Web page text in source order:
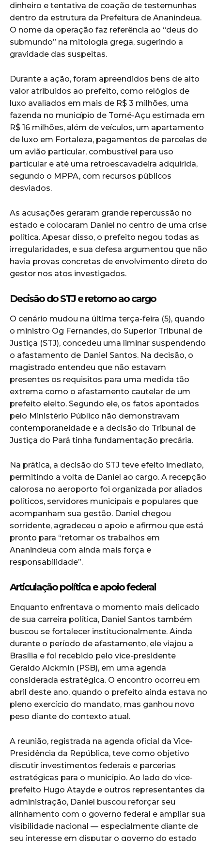
dinheiro e tentativa de coação de testemunhas
dentro da estrutura da Prefeitura de Ananindeua.
O nome da operação faz referência ao “deus do
submundo” na mitologia grega, sugerindo a
gravidade das suspeitas.
Durante a ação, foram apreendidos bens de alto
valor atribuídos ao prefeito, como relógios de
luxo avaliados em mais de R$ 3 milhões, uma
fazenda no município de Tomé-Açu estimada em
R$ 16 milhões, além de veículos, um apartamento
de luxo em Fortaleza, pagamentos de parcelas de
um avião particular, combustível para uso
particular e até uma retroescavadeira adquirida,
segundo o MPPA, com recursos públicos
desviados.
As acusações geraram grande repercussão no
estado e colocaram Daniel no centro de uma crise
política. Apesar disso, o prefeito negou todas as
irregularidades, e sua defesa argumentou que não
havia provas concretas de envolvimento direto do
gestor nos atos investigados.
Decisão do STJ e retorno ao cargo
O cenário mudou na última terça-feira (5), quando
o ministro Og Fernandes, do Superior Tribunal de
Justiça (STJ), concedeu uma liminar suspendendo
o afastamento de Daniel Santos. Na decisão, o
magistrado entendeu que não estavam
presentes os requisitos para uma medida tão
extrema como o afastamento cautelar de um
prefeito eleito. Segundo ele, os fatos apontados
pelo Ministério Público não demonstravam
contemporaneidade e a decisão do Tribunal de
Justiça do Pará tinha fundamentação precária.
Na prática, a decisão do STJ teve efeito imediato,
permitindo a volta de Daniel ao cargo. A recepção
calorosa no aeroporto foi organizada por aliados
políticos, servidores municipais e populares que
acompanham sua gestão. Daniel chegou
sorridente, agradeceu o apoio e afirmou que está
pronto para “retomar os trabalhos em
Ananindeua com ainda mais força e
responsabilidade”.
Articulação política e apoio federal
Enquanto enfrentava o momento mais delicado
de sua carreira política, Daniel Santos também
buscou se fortalecer institucionalmente. Ainda
durante o período de afastamento, ele viajou a
Brasília e foi recebido pelo vice-presidente
Geraldo Alckmin (PSB), em uma agenda
considerada estratégica. O encontro ocorreu em
abril deste ano, quando o prefeito ainda estava no
pleno exercício do mandato, mas ganhou novo
peso diante do contexto atual.
A reunião, registrada na agenda oficial da Vice-
Presidência da República, teve como objetivo
discutir investimentos federais e parcerias
estratégicas para o município. Ao lado do vice-
prefeito Hugo Atayde e outros representantes da
administração, Daniel buscou reforçar seu
alinhamento com o governo federal e ampliar sua
visibilidade nacional — especialmente diante de
seu interesse em disputar o governo do estado